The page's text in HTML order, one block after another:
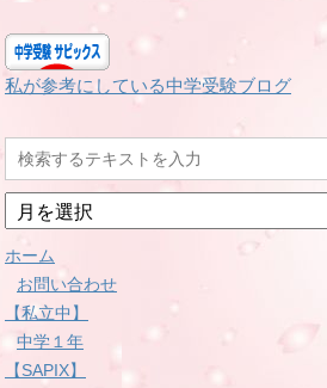
私が参考にしている中学受験ブログ
月
別
ホーム
お問い合わせ
【私立中】
中学１年
【SAPIX】